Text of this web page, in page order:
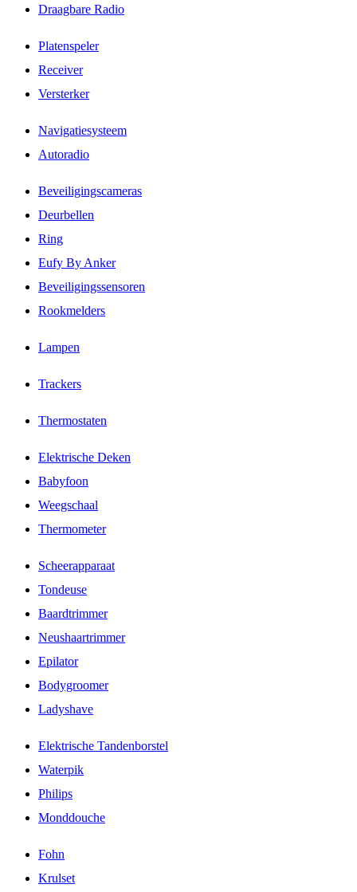
Draagbare Radio
Platenspeler
Receiver
Versterker
Navigatiesysteem
Autoradio
Beveiligingscameras
Deurbellen
Ring
Eufy By Anker
Beveiligingssensoren
Rookmelders
Lampen
Trackers
Thermostaten
Elektrische Deken
Babyfoon
Weegschaal
Thermometer
Scheerapparaat
Tondeuse
Baardtrimmer
Neushaartrimmer
Epilator
Bodygroomer
Ladyshave
Elektrische Tandenborstel
Waterpik
Philips
Monddouche
Fohn
Krulset